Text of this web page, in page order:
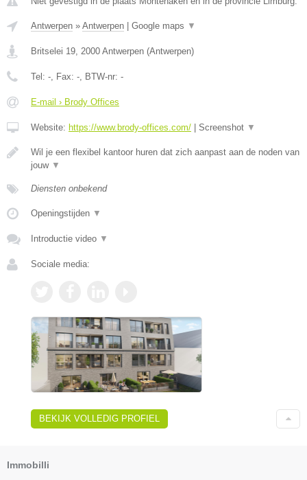
Antwerpen » Antwerpen Google maps ▼
Britselei 19, 2000 Antwerpen (Antwerpen)
Tel: -, Fax: -, BTW-nr: -
E-mail › Brody Offices
Website: https://www.brody-offices.com/ Screenshot ▼
Wil je een flexibel kantoor huren dat zich aanpast aan de noden van
jouw ▼
Diensten onbekend
Openingstijden ▼
Introductie video ▼
Sociale media:
BEKIJK VOLLEDIG PROFIEL
Immobilli